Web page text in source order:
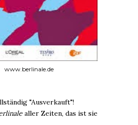
www.berlinale.de
"Ausverkauft"!
aller Zeiten, das ist sie